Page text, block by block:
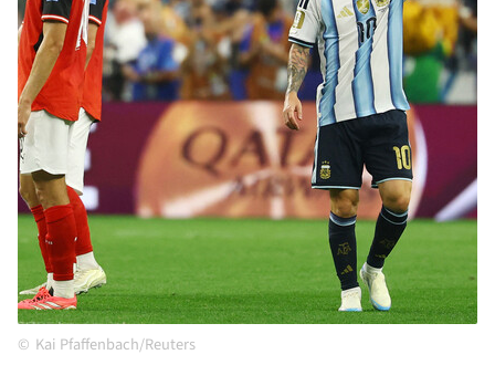
Kai Pfaffenbach/Reuters